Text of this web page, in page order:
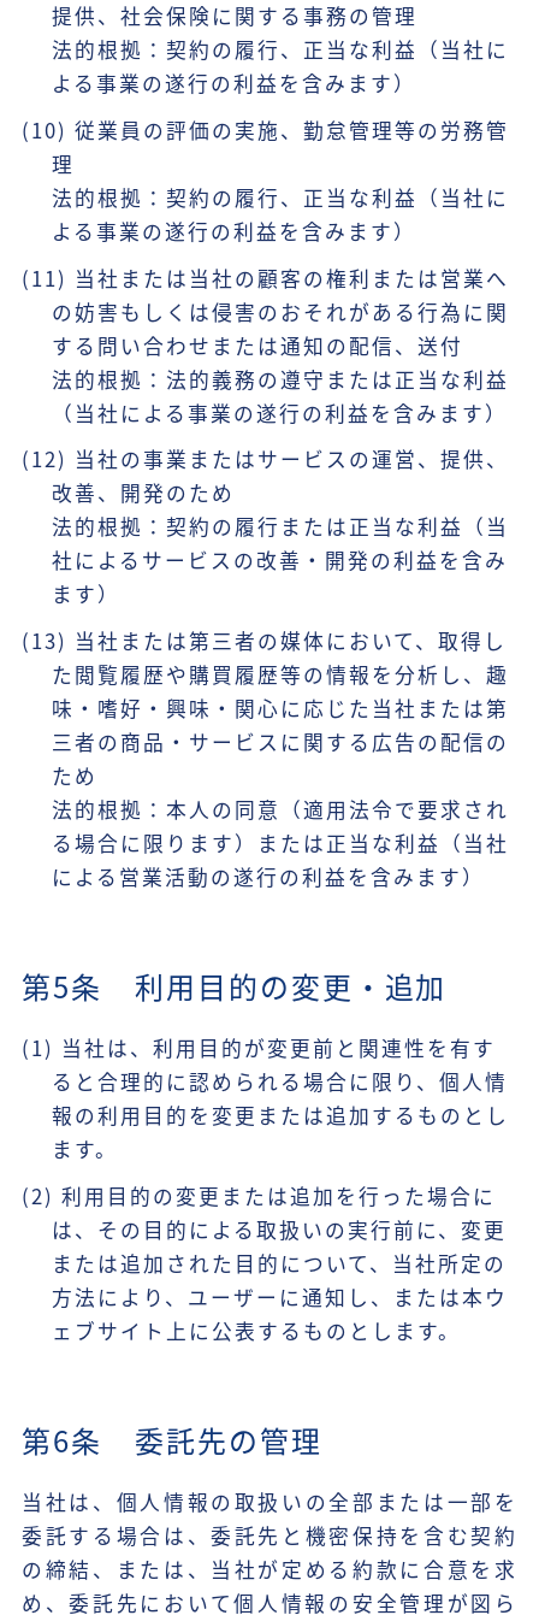
提供、社会保険に関する事務の管理
法的根拠：契約の履行、正当な利益（当社に
よる事業の遂行の利益を含みます）
(10) 従業員の評価の実施、勤怠管理等の労務管
理
法的根拠：契約の履行、正当な利益（当社に
よる事業の遂行の利益を含みます）
(11) 当社または当社の顧客の権利または営業へ
の妨害もしくは侵害のおそれがある行為に関
する問い合わせまたは通知の配信、送付
法的根拠：法的義務の遵守または正当な利益
（当社による事業の遂行の利益を含みます）
(12) 当社の事業またはサービスの運営、提供、
改善、開発のため
法的根拠：契約の履行または正当な利益（当
社によるサービスの改善・開発の利益を含み
ます）
(13) 当社または第三者の媒体において、取得し
た閲覧履歴や購買履歴等の情報を分析し、趣
味・嗜好・興味・関心に応じた当社または第
三者の商品・サービスに関する広告の配信の
ため
法的根拠：本人の同意（適用法令で要求され
る場合に限ります）または正当な利益（当社
による営業活動の遂行の利益を含みます）
第5条 利用目的の変更・追加
(1) 当社は、利用目的が変更前と関連性を有す
ると合理的に認められる場合に限り、個人情
報の利用目的を変更または追加するものとし
ます。
(2) 利用目的の変更または追加を行った場合に
は、その目的による取扱いの実行前に、変更
または追加された目的について、当社所定の
方法により、ユーザーに通知し、または本ウ
ェブサイト上に公表するものとします。
第6条 委託先の管理
当社は、個人情報の取扱いの全部または一部を
委託する場合は、委託先と機密保持を含む契約
の締結、または、当社が定める約款に合意を求
め、委託先において個人情報の安全管理が図ら